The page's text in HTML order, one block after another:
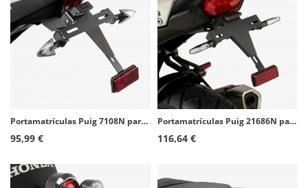
Portamatrículas Puig 7108N para Yamaha MT-07 (14-24)
95,99 €
Portamatrículas Puig 21686N para Honda XL750 Transalp (23-26)
116,64 €